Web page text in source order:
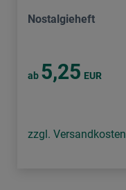
Nostalgieheft
ab 5,25 EUR
zzgl. Versandkosten